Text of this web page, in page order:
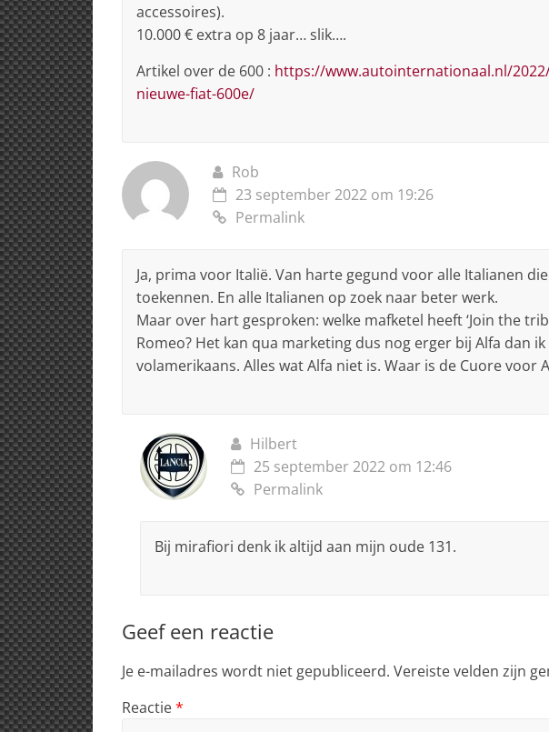
accessoires).
10.000 € extra op 8 jaar… slik….
Artikel over de 600 : https://www.autointernationaal.nl/
nieuwe-fiat-600e/
Rob
23 september 2022 om 19:26
Permalink
Ja, prima voor Italië. Van harte gegund voor alle Italianen
toekennen. En alle Italianen op zoek naar beter werk.
Maar over hart gesproken: welke mafketel heeft ‘Join the
Romeo? Het kan qua marketing dus nog erger bij Alfa dan
volamerikaans. Alles wat Alfa niet is. Waar is de Cuore voor
Hilbert
25 september 2022 om 12:46
Permalink
Bij mirafiori denk ik altijd aan mijn oude 131.
Geef een reactie
Je e-mailadres wordt niet gepubliceerd. Vereiste velden zijn
Reactie*